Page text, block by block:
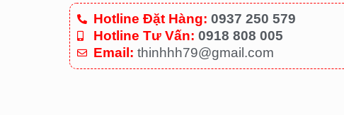
Hotline Đặt Hàng: 0937 250 579
Hotline Tư Vấn: 0918 808 005
Email: thinhhh79@gmail.com